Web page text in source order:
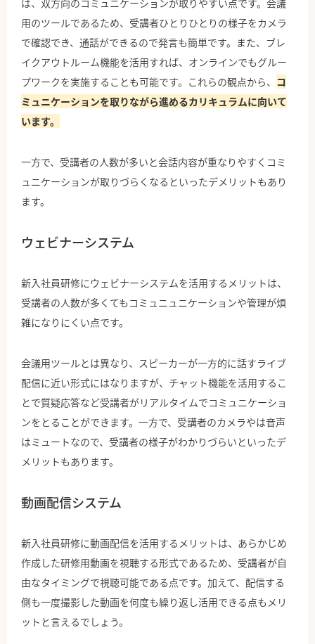
は、双方向のコミュニケーションが取りやすい点です。会議
用のツールであるため、受講者ひとりひとりの様子をカメラ
で確認でき、通話ができるので発言も簡単です。また、ブレ
イクアウトルーム機能を活用すれば、オンラインでもグルー
プワークを実施することも可能です。これらの観点から、 コ
ミュニケーションを取りながら進めるカリキュラムに向いて
います。
一方で、受講者の人数が多いと会話内容が重なりやすくコミ
ュニケーションが取りづらくなるといったデメリットもあり
ます。
ウェビナーシステム
新入社員研修にウェビナーシステムを活用するメリットは、
受講者の人数が多くてもコミュニュニケーションや管理が煩
雑になりにくい点です。
会議用ツールとは異なり、スピーカーが一方的に話すライブ
配信に近い形式にはなりますが、チャット機能を活用するこ
とで質疑応答など受講者がリアルタイムでコミュニケーショ
ンをとることができます。一方で、受講者のカメラやは音声
はミュートなので、受講者の様子がわかりづらいといったデ
メリットもあります。
動画配信システム
新入社員研修に動画配信を活用するメリットは、あらかじめ
作成した研修用動画を視聴する形式であるため、受講者が自
由なタイミングで視聴可能である点です。加えて、配信する
側も一度撮影した動画を何度も繰り返し活用できる点もメリ
ットと言えるでしょう。